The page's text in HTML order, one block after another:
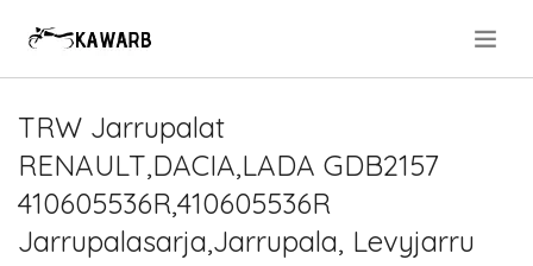
TRW Jarrupalat
RENAULT,DACIA,LADA GDB2157
410605536R,410605536R
Jarrupalasarja,Jarrupala, Levyjarru